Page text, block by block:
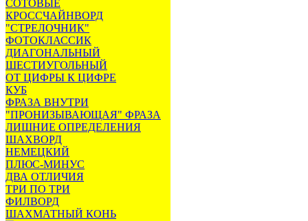
СОТОВЫЕ
КРОССЧАЙНВОРД
"СТРЕЛОЧНИК"
ФОТОКЛАССИК
ДИАГОНАЛЬНЫЙ
ШЕСТИУГОЛЬНЫЙ
ОТ ЦИФРЫ К ЦИФРЕ
КУБ
ФРАЗА ВНУТРИ
"ПРОНИЗЫВАЮЩАЯ" ФРАЗА
ЛИШНИЕ ОПРЕДЕЛЕНИЯ
ШАХВОРД
НЕМЕЦКИЙ
ПЛЮС-МИНУС
ДВА ОТЛИЧИЯ
ТРИ ПО ТРИ
ФИЛВОРД
ШАХМАТНЫЙ КОНЬ